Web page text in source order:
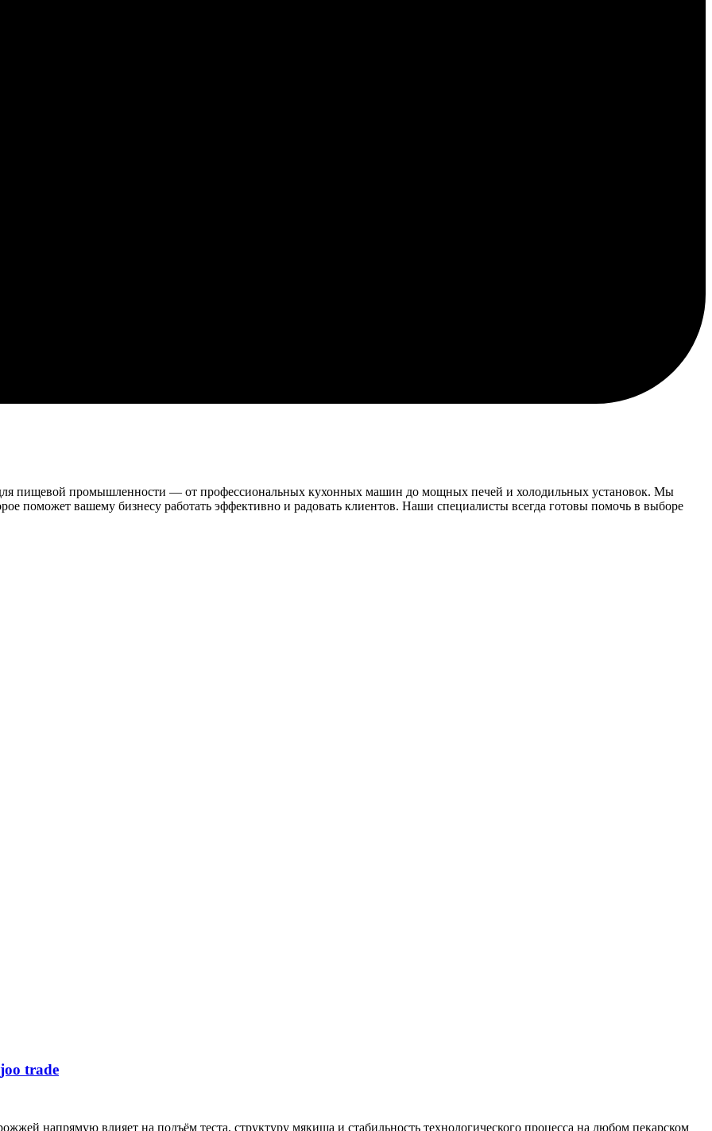
пищевой промышленности — от профессиональных кухонных машин до мощных печей и холодильных установок. Мы
поможет вашему бизнесу работать эффективно и радовать клиентов. Наши специалисты всегда готовы помочь в выборе
trade
напрямую влияет на подъём теста, структуру мякиша и стабильность технологического процесса на любом пекарском